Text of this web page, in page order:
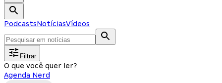
PodcastsNotíciasVídeos
Filtrar
O que você quer ler?
Agenda Nerd